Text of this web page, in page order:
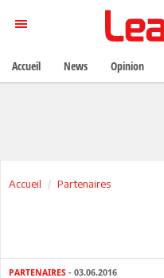
Accueil Partenaires
PARTENAIRES - 03.06.2016
Accueil News Opinion